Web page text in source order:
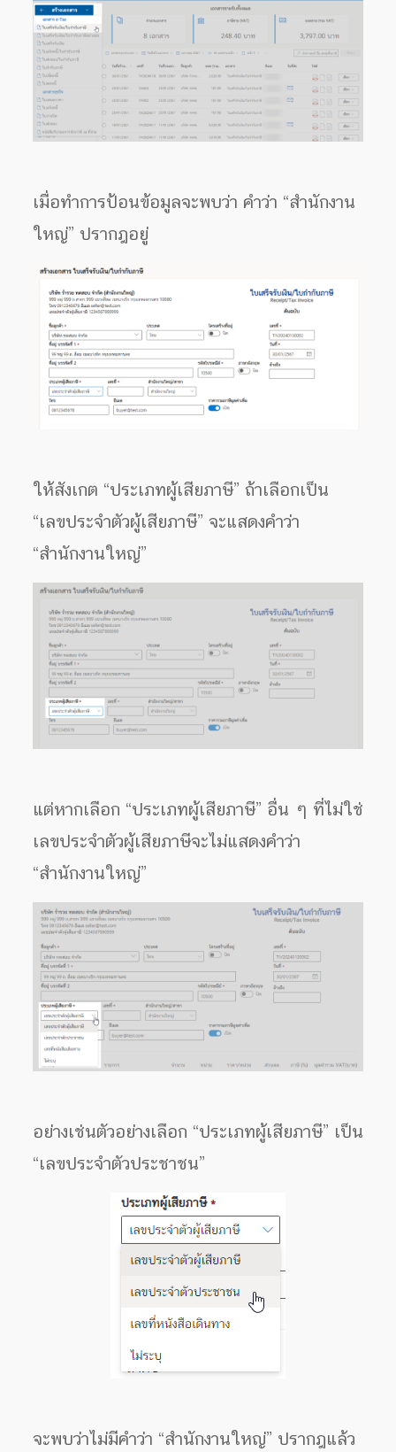
เมื่อทำการป้อนข้อมูลจะพบว่า คำว่า “สำนักงาน
ใหญ่” ปรากฎอยู่
ให้สังเกต “ประเภทผู้เสียภาษี” ถ้าเลือกเป็น
“เลขประจำตัวผู้เสียภาษี” จะแสดงคำว่า
“สำนักงานใหญ่”
แต่หากเลือก “ประเภทผู้เสียภาษี” อื่น ๆ ที่ไม่ใช่
เลขประจำตัวผู้เสียภาษีจะไม่แสดงคำว่า
“สำนักงานใหญ่”
อย่างเช่นตัวอย่างเลือก “ประเภทผู้เสียภาษี” เป็น
“เลขประจำตัวประชาชน”
จะพบว่าไม่มีคำว่า “สำนักงานใหญ่” ปรากฎแล้ว